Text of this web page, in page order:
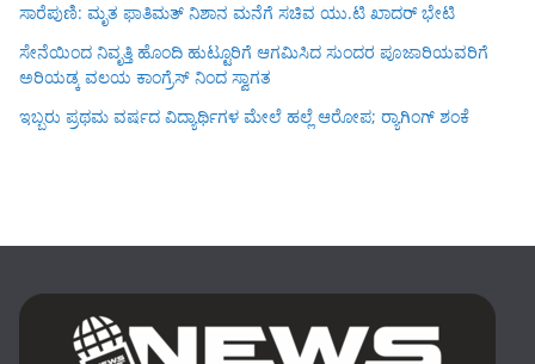
ಸಾರೆಪುಣಿ: ಮೃತ ಫಾತಿಮತ್ ನಿಶಾನ ಮನೆಗೆ ಸಚಿವ ಯು.ಟಿ ಖಾದರ್ ಭೇಟಿ
ಸೇನೆಯಿಂದ ನಿವೃತ್ತಿ ಹೊಂದಿ ಹುಟ್ಟೂರಿಗೆ ಆಗಮಿಸಿದ ಸುಂದರ ಪೂಜಾರಿಯವರಿಗೆ
ಅರಿಯಡ್ಕ ವಲಯ ಕಾಂಗ್ರೆಸ್ ನಿಂದ ಸ್ವಾಗತ
ಇಬ್ಬರು ಪ್ರಥಮ ವರ್ಷದ ವಿದ್ಯಾರ್ಥಿಗಳ ಮೇಲೆ ಹಲ್ಲೆ ಆರೋಪ; ರ‍್ಯಾಗಿಂಗ್ ಶಂಕೆ